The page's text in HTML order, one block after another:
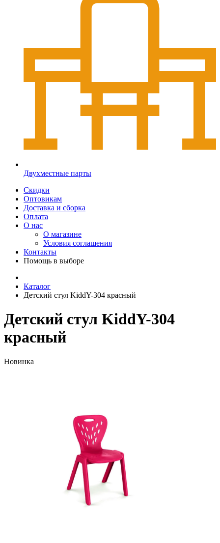
Двухместные парты
Скидки
Оптовикам
Доставка и сборка
Оплата
О нас
О магазине
Условия соглашения
Контакты
Помощь в выборе
Каталог
Детский стул KiddY-304 красный
Детский стул KiddY-304
красный
Новинка